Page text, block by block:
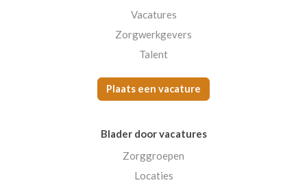
Vacatures
Zorgwerkgevers
Talent
Plaats een vacature
Blader door vacatures
Zorggroepen
Locaties